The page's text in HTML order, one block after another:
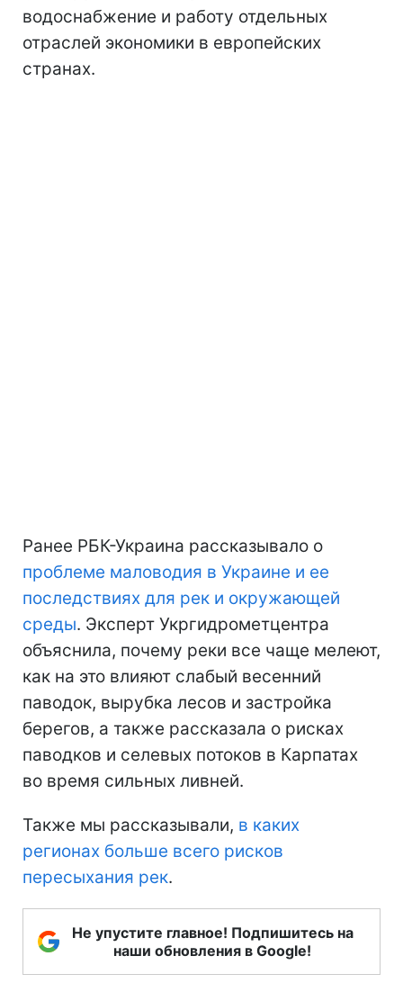
водоснабжение и работу отдельных
отраслей экономики в европейских
странах.
Ранее РБК-Украина рассказывало о
проблеме маловодия в Украине и ее
последствиях для рек и окружающей
среды. Эксперт Укргидрометцентра
объяснила, почему реки все чаще мелеют,
как на это влияют слабый весенний
паводок, вырубка лесов и застройка
берегов, а также рассказала о рисках
паводков и селевых потоков в Карпатах
во время сильных ливней.
Также мы рассказывали, в каких
регионах больше всего рисков
пересыхания рек.
Не упустите главное! Подпишитесь на
наши обновления в Google!